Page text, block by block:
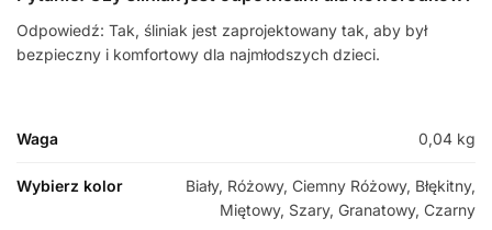
Odpowiedź: Tak, śliniak jest zaprojektowany tak, aby był
bezpieczny i komfortowy dla najmłodszych dzieci.
Waga 0,04 kg
Wybierz kolor
Biały, Różowy, Ciemny Różowy, Błękitny,
Miętowy, Szary, Granatowy, Czarny